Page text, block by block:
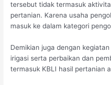
tersebut tidak termasuk
pertanian. Karena usaha
masuk ke dalam kategori
Demikian juga dengan
irigasi serta perbaikan dan
termasuk KBLI hasil pertanian